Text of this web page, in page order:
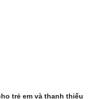
trẻ em và thanh thiếu